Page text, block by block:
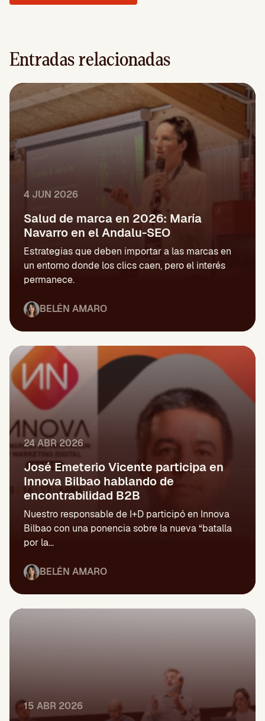
Entradas relacionadas
4 JUN 2026
Salud de marca en 2026: María
Navarro en el Andalu-SEO
Estrategias que deben importar a las marcas en
un entorno donde los clics caen, pero el interés
permanece.
BELÉN AMARO
24 ABR 2026
José Emeterio Vicente participa en
Innova Bilbao hablando de
encontrabilidad B2B
Nuestro responsable de I+D participó en Innova
Bilbao con una ponencia sobre la nueva “batalla
por la...
BELÉN AMARO
15 ABR 2026